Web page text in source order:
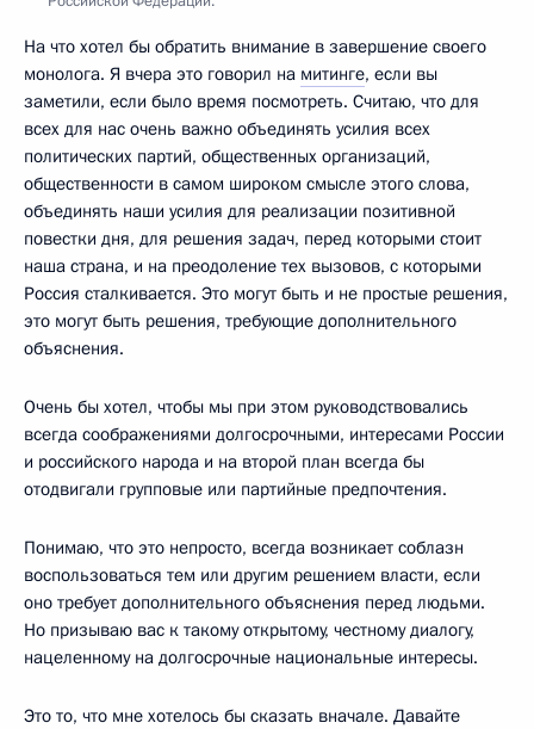
На что хотел бы обратить внимание в завершение своего
монолога. Я вчера это говорил на митинге, если вы
заметили, если было время посмотреть. Считаю, что для
всех для нас очень важно объединять усилия всех
политических партий, общественных организаций,
общественности в самом широком смысле этого слова,
объединять наши усилия для реализации позитивной
повестки дня, для решения задач, перед которыми стоит
наша страна, и на преодоление тех вызовов, с которыми
Россия сталкивается. Это могут быть и не простые решения,
это могут быть решения, требующие дополнительного
объяснения.
Очень бы хотел, чтобы мы при этом руководствовались
всегда соображениями долгосрочными, интересами России
и российского народа и на второй план всегда бы
отодвигали групповые или партийные предпочтения.
Понимаю, что это непросто, всегда возникает соблазн
воспользоваться тем или другим решением власти, если
оно требует дополнительного объяснения перед людьми.
Но призываю вас к такому открытому, честному диалогу,
нацеленному на долгосрочные национальные интересы.
Это то, что мне хотелось бы сказать вначале. Давайте